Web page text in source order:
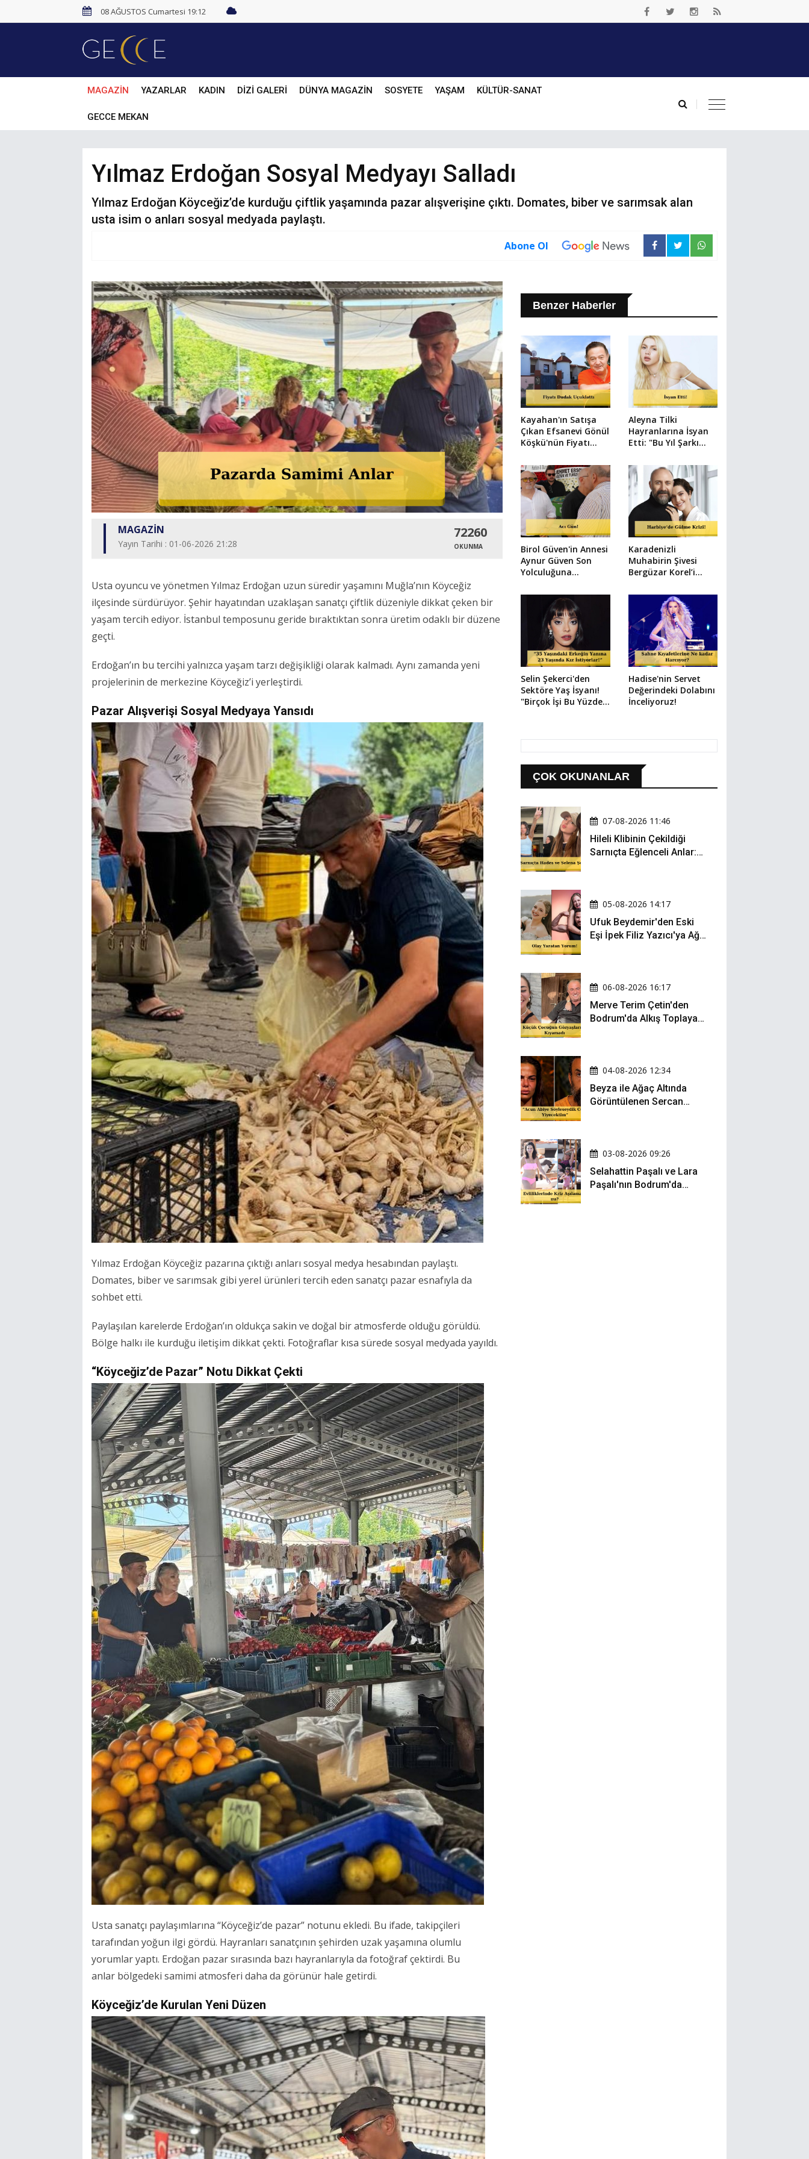
08 AĞUSTOS Cumartesi 19:12
MAGAZİN YAZARLAR KADIN DİZİ GALERİ DÜNYA MAGAZİN SOSYETE YAŞAM KÜLTÜR-SANAT
GECCE MEKAN
Yılmaz Erdoğan Sosyal Medyayı Salladı
Yılmaz Erdoğan Köyceğiz’de kurduğu çiftlik yaşamında pazar alışverişine çıktı. Domates, biber ve sarımsak alan
usta isim o anları sosyal medyada paylaştı.
Abone Ol
MAGAZİN
Yayın Tarihi : 01-06-2026 21:28
72260
OKUNMA
Usta oyuncu ve yönetmen Yılmaz Erdoğan uzun süredir yaşamını Muğla’nın Köyceğiz
ilçesinde sürdürüyor. Şehir hayatından uzaklaşan sanatçı çiftlik düzeniyle dikkat çeken bir
yaşam tercih ediyor. İstanbul temposunu geride bıraktıktan sonra üretim odaklı bir düzene
geçti.
Erdoğan’ın bu tercihi yalnızca yaşam tarzı değişikliği olarak kalmadı. Aynı zamanda yeni
projelerinin de merkezine Köyceğiz’i yerleştirdi.
Pazar Alışverişi Sosyal Medyaya Yansıdı
Yılmaz Erdoğan Köyceğiz pazarına çıktığı anları sosyal medya hesabından paylaştı.
Domates, biber ve sarımsak gibi yerel ürünleri tercih eden sanatçı pazar esnafıyla da
sohbet etti.
Paylaşılan karelerde Erdoğan’ın oldukça sakin ve doğal bir atmosferde olduğu görüldü.
Bölge halkı ile kurduğu iletişim dikkat çekti. Fotoğraflar kısa sürede sosyal medyada yayıldı.
“Köyceğiz’de Pazar” Notu Dikkat Çekti
Usta sanatçı paylaşımlarına “Köyceğiz’de pazar” notunu ekledi. Bu ifade, takipçileri
tarafından yoğun ilgi gördü. Hayranları sanatçının şehirden uzak yaşamına olumlu
yorumlar yaptı. Erdoğan pazar sırasında bazı hayranlarıyla da fotoğraf çektirdi. Bu
anlar bölgedeki samimi atmosferi daha da görünür hale getirdi.
Köyceğiz’de Kurulan Yeni Düzen
Benzer Haberler
Kayahan'ın Satışa
Çıkan Efsanevi Gönül
Köşkü'nün Fiyatı
Aleyna Tilki
Hayranlarına İsyan
Etti: "Bu Yıl Şarkı
Birol Güven'in Annesi
Aynur Güven Son
Yolculuğuna
Karadenizli
Muhabirin Şivesi
Bergüzar Korel’i
Selin Şekerci'den
Sektöre Yaş İsyanı!
"Birçok İşi Bu Yüzden
Hadise'nin Servet
Değerindeki Dolabını
İnceliyoruz!
ÇOK OKUNANLAR
07-08-2026 11:46
Hileli Klibinin Çekildiği
Sarnıçta Eğlenceli Anlar:
05-08-2026 14:17
Ufuk Beydemir'den Eski
Eşi İpek Filiz Yazıcı'ya Ağır
06-08-2026 16:17
Merve Terim Çetin'den
Bodrum'da Alkış Toplayan
04-08-2026 12:34
Beyza ile Ağaç Altında
Görüntülenen Sercan
03-08-2026 09:26
Selahattin Paşalı ve Lara
Paşalı'nın Bodrum'da